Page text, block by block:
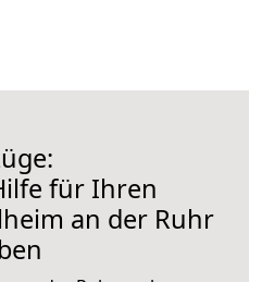
für Ihren
an der Ruhr